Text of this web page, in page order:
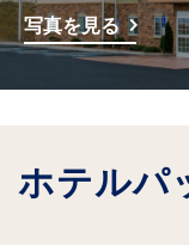
写真を見る
ホテルパ